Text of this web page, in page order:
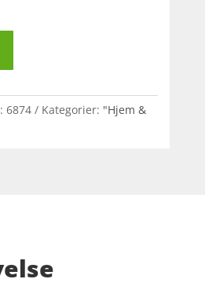
6874 Kategorier: "Hjem &